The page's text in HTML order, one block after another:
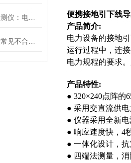
便携接地引下线
产品简介:
电力设备的接地
运行过程中，连
电力规程的要求
产品特性:
● 320×240点阵的
● 采用交直流供
● 仪器采用全新
● 响应速度快，4
● 一体化设计，
● 四端法测量，